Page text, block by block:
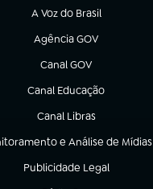
A Voz do Brasil
(abre em nova aba)
Agência GOV
(abre em nova aba)
Canal GOV
(abre em nova aba)
Canal Educação
(abre em nova aba)
Canal Libras
(abre em nova aba)
e Análise de Mídias
em nova aba)
Publicidade Legal
(abre em nova aba)